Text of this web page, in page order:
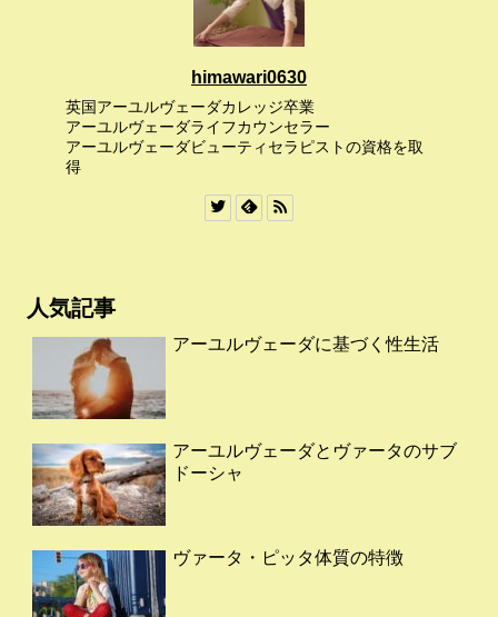
himawari0630
英国アーユルヴェーダカレッジ卒業
アーユルヴェーダライフカウンセラー
アーユルヴェーダビューティセラピストの資格を取
得
人気記事
アーユルヴェーダに基づく性生活
アーユルヴェーダとヴァータのサブ
ドーシャ
ヴァータ・ピッタ体質の特徴